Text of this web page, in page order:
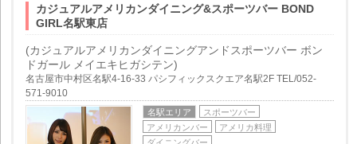
カジュアルアメリカンダイニング&スポーツバー BOND
GIRL名駅東店
(カジュアルアメリカンダイニングアンドスポーツバー ボン
ドガール メイエキヒガシテン)
名古屋市中村区名駅4-16-33 パシフィックスクエア名駅2F TEL/052-
571-9010
名駅エリア
スポーツバー
アメリカンバー
アメリカ料理